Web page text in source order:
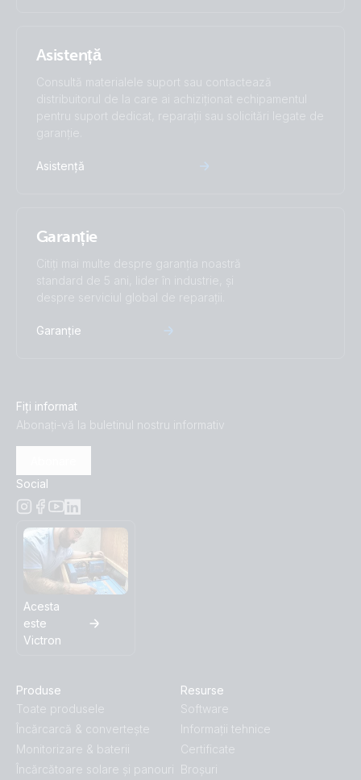
Asistență
Consultă materialele suport sau contactează
distribuitorul de la care ai achiziționat echipamentul
pentru suport dedicat, reparații sau solicitări legate de
garanție.
Asistență
Garanție
Citiți mai multe despre garanția noastră
standard de 5 ani, lider în industrie, și
despre serviciul global de reparații.
Garanție
Fiți informat
Abonați-vă la buletinul nostru informativ
Social
Acesta
este
Victron
Produse
Toate produsele
Încărcarcă & convertește
Monitorizare & baterii
Încărcătoare solare și panouri
Resurse
Software
Informații tehnice
Certificate
Broșuri